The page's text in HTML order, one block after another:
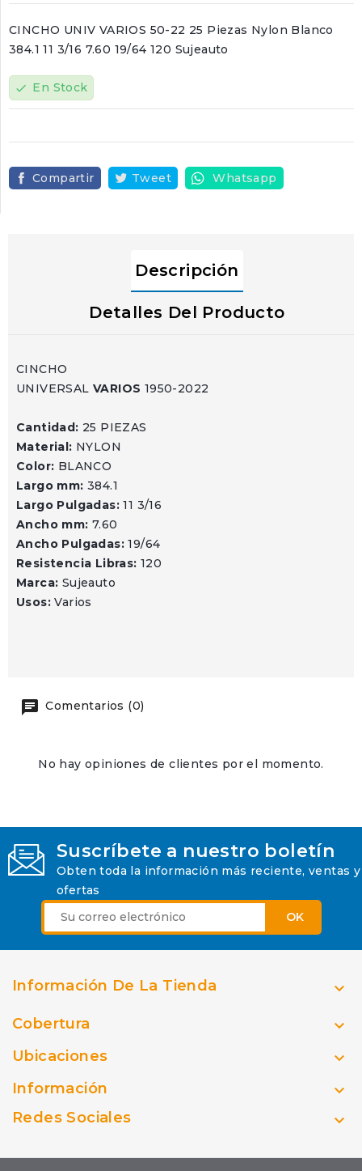
CINCHO UNIV VARIOS 50-22 25 Piezas Nylon Blanco
384.1 11 3/16 7.60 19/64 120 Sujeauto
check En Stock
Compartir Tweet Whatsapp
Descripción
Detalles Del Producto
CINCHO
UNIVERSAL VARIOS 1950-2022
Cantidad: 25 PIEZAS
Material: NYLON
Color: BLANCO
Largo mm: 384.1
Largo Pulgadas:11 3/16
Ancho mm: 7.60
Ancho Pulgadas:19/64
Resistencia Libras: 120
Marca: Sujeauto
Usos: Varios
Comentarios (0)
No hay opiniones de clientes por el momento.
Suscríbete a nuestro boletín
Obten toda la información más reciente, ventas y
ofertas
Información De La Tienda 
Cobertura 
Ubicaciones 
Información 
Redes Sociales 